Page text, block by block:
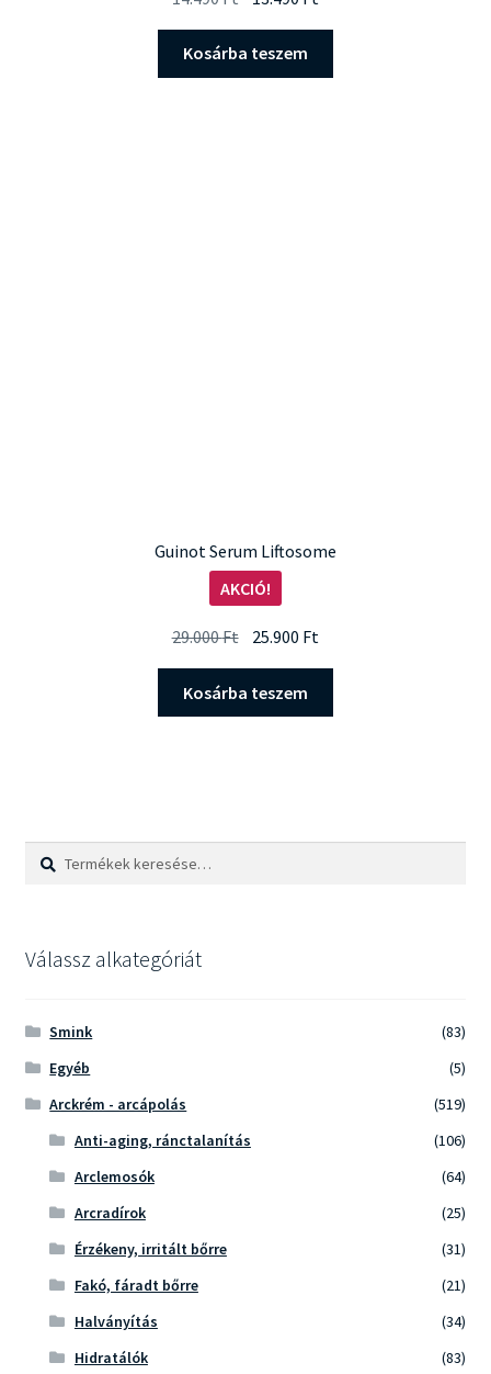
was:
14.490 Ft. 13.490 Ft.
Kosárba teszem
Guinot Serum Liftosome
AKCIÓ!
29.000Ft Original
was:
29.000 Ft.
25.900 Ft
25.900 Ft.
Kosárba teszem
Keresés
Keresés
Válassz alkategóriát
Smink
(83)
Egyéb
(5)
Arckrém - arcápolás
(519)
Anti-aging, ránctalanítás
(106)
Arclemosók
(64)
Arcradírok
(25)
Érzékeny, irritált bőrre
(31)
Fakó, fáradt bőrre
(21)
Halványítás
(34)
Hidratálók
(83)